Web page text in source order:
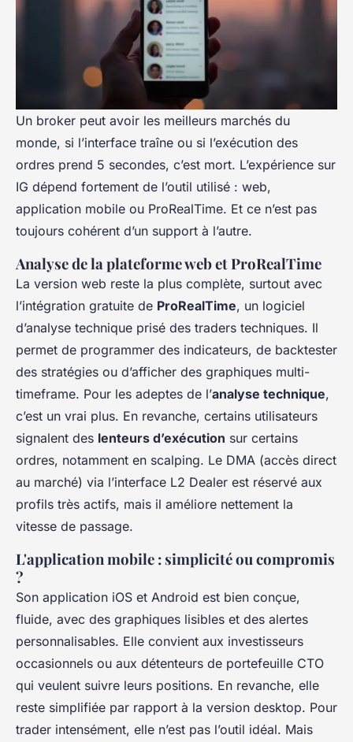
Un broker peut avoir les meilleurs marchés du
monde, si l’interface traîne ou si l’exécution des
ordres prend 5 secondes, c’est mort. L’expérience sur
IG dépend fortement de l’outil utilisé : web,
application mobile ou ProRealTime. Et ce n’est pas
toujours cohérent d’un support à l’autre.
Analyse de la plateforme web et ProRealTime
La version web reste la plus complète, surtout avec
l’intégration gratuite de ProRealTime, un logiciel
d’analyse technique prisé des traders techniques. Il
permet de programmer des indicateurs, de backtester
des stratégies ou d’afficher des graphiques multi-
timeframe. Pour les adeptes de l’analyse technique,
c’est un vrai plus. En revanche, certains utilisateurs
signalent des lenteurs d’exécution sur certains
ordres, notamment en scalping. Le DMA (accès direct
au marché) via l’interface L2 Dealer est réservé aux
profils très actifs, mais il améliore nettement la
vitesse de passage.
L'application mobile : simplicité ou compromis
?
Son application iOS et Android est bien conçue,
fluide, avec des graphiques lisibles et des alertes
personnalisables. Elle convient aux investisseurs
occasionnels ou aux détenteurs de portefeuille CTO
qui veulent suivre leurs positions. En revanche, elle
reste simplifiée par rapport à la version desktop. Pour
trader intensément, elle n’est pas l’outil idéal. Mais